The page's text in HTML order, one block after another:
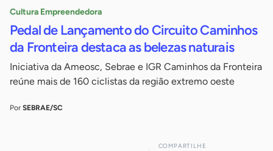
Cultura Empreendedora
Pedal de Lançamento do Circuito Caminhos
da Fronteira destaca as belezas naturais
Iniciativa da Ameosc, Sebrae e IGR Caminhos da Fronteira
reúne mais de 160 ciclistas da região extremo oeste
Por SEBRAE/SC
COMPARTILHE